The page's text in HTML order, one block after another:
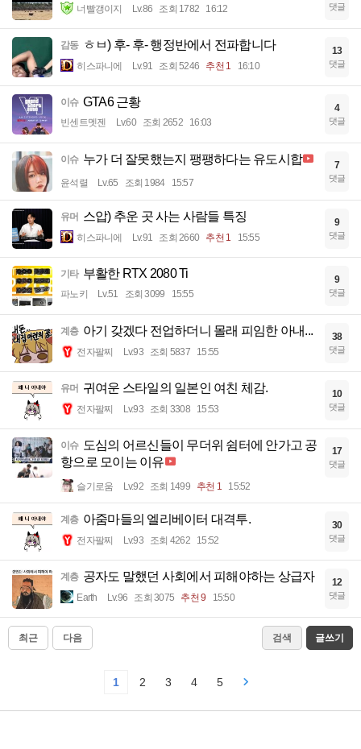
너빨갱이지 Lv.86 조회 1782 16:12 댓글
감동 ㅎㅂ) 후- 후- 행정반에서 전파합니다
히스파니에 Lv.91 조회 5246 추천 1 16:10
13
댓글
이슈 GTA6 근황
빈센트멧젠 Lv.60 조회 2652 16:03
4
댓글
이슈 누가 더 잘못했는지 팽팽하다는 유도시합
윤석렬 Lv.65 조회 1984 15:57
7
댓글
유머 스압) 추운 곳 사는 사람들 특징
히스파니에 Lv.91 조회 2660 추천 1 15:55
9
댓글
기타 부활한 RTX 2080 Ti
파노키 Lv.51 조회 3099 15:55
9
댓글
계층 아기 갖겠다 전업하더니 몰래 피임한 아내...
전자팔찌 Lv.93 조회 5837 15:55
38
댓글
유머 귀여운 스타일의 일본인 여친 체감.
전자팔찌 Lv.93 조회 3308 15:53
10
댓글
이슈 도심의 어르신들이 무더위 쉼터에 안가고 공
항으로 모이는 이유
슬기로움 Lv.92 조회 1499 추천 1 15:52
17
댓글
계층 아줌마들의 엘리베이터 대격투.
전자팔찌 Lv.93 조회 4262 15:52
30
댓글
계층 공자도 말했던 사회에서 피해야하는 상급자
Earth Lv.96 조회 3075 추천 9 15:50
12
댓글
최근 다음 검색 글쓰기
1 2 3 4 5